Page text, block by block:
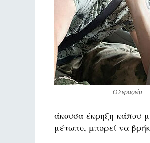
Ο Σεραφείμ
άκουσα έκρηξη κάπου
μέτωπο, μπορεί να